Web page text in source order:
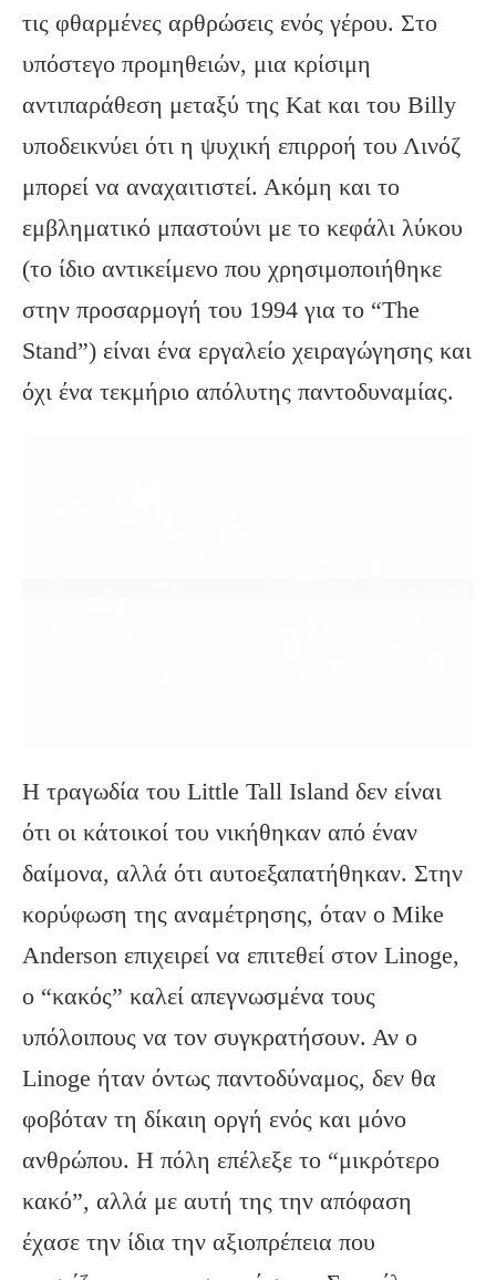
τις φθαρμένες αρθρώσεις ενός γέρου. Στο
υπόστεγο προμηθειών, μια κρίσιμη
αντιπαράθεση μεταξύ της Kat και του Billy
υποδεικνύει ότι η ψυχική επιρροή του Λινόζ
μπορεί να αναχαιτιστεί. Ακόμη και το
εμβληματικό μπαστούνι με το κεφάλι λύκου
(το ίδιο αντικείμενο που χρησιμοποιήθηκε
στην προσαρμογή του 1994 για το “The
Stand”) είναι ένα εργαλείο χειραγώγησης και
όχι ένα τεκμήριο απόλυτης παντοδυναμίας.
Η τραγωδία του Little Tall Island δεν είναι
ότι οι κάτοικοί του νικήθηκαν από έναν
δαίμονα, αλλά ότι αυτοεξαπατήθηκαν. Στην
κορύφωση της αναμέτρησης, όταν ο Mike
Anderson επιχειρεί να επιτεθεί στον Linoge,
ο “κακός” καλεί απεγνωσμένα τους
υπόλοιπους να τον συγκρατήσουν. Αν ο
Linoge ήταν όντως παντοδύναμος, δεν θα
φοβόταν τη δίκαιη οργή ενός και μόνο
ανθρώπου. Η πόλη επέλεξε το “μικρότερο
κακό”, αλλά με αυτή της την απόφαση
έχασε την ίδια την αξιοπρέπεια που